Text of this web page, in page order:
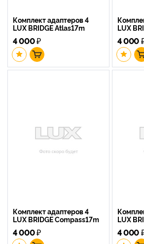
Комплект адаптеров 4
LUX BRIDGE Atlas17m
4 000₽
LUX
4 000
Комплект адаптеров 4
LUX BRIDGE Compass17m
4 000₽
LUX
4 000